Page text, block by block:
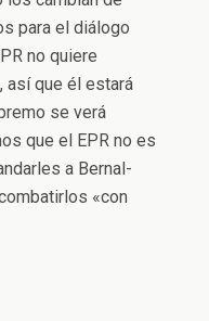
para el diálogo
no quiere
así que él estará
se verá
que el EPR no es
a Bernal-
«con